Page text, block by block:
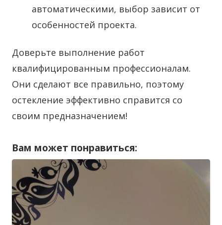
автоматическими, выбор зависит от
особенностей проекта.
Доверьте выполнение работ
квалифицированным профессионалам.
Они сделают все правильно, поэтому
остекление эффективно справится со
своим предназначением!
Вам может понравиться: